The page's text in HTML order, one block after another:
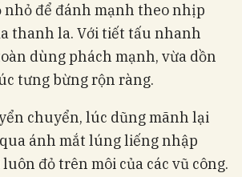
nhỏ để đánh mạnh theo nhịp
thanh la. Với tiết tấu nhanh
dùng phách mạnh, vừa dồn
tưng bừng rộn ràng.
chuyển, lúc dũng mãnh lại
ánh mắt lúng liếng nhập
đỏ trên môi của các vũ công.